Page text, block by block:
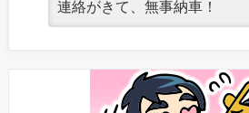
連絡がきて、無事納車！